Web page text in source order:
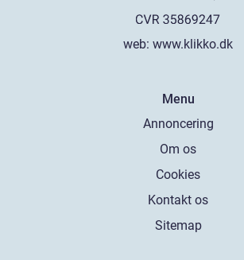
web: www.klikko.dk
Menu
Annoncering
Om os
Cookies
Kontakt os
Sitemap